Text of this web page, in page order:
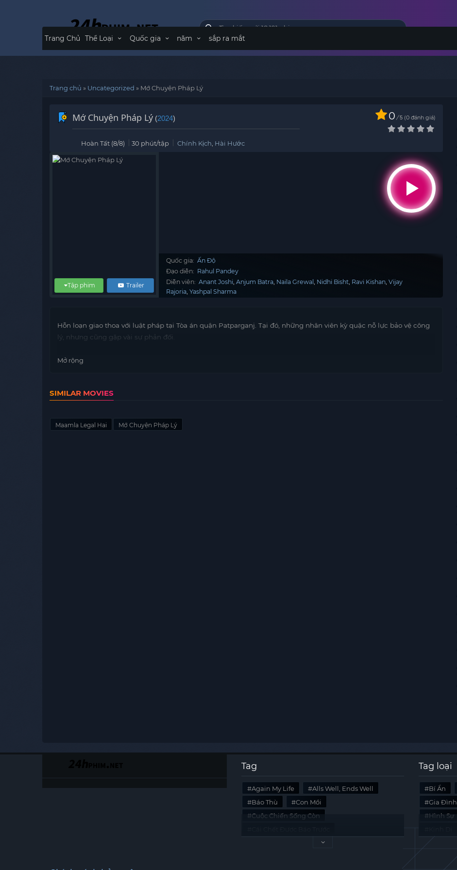
Trang Chủ Thể Loại Quốc gia năm sắp ra mắt
Trang chủ » Uncategorized » Mớ Chuyện Pháp Lý
Mớ Chuyện Pháp Lý (2024) 0 / 5 0 đánh giá
Hoàn Tất (8/8) 30 phút/tập Chính Kịch Hài Hước
Trailer
Tập phim
Quốc gia: Ấn Độ
Đạo diễn: Rahul Pandey
Diễn viên: Anant Joshi Anjum Batra Naila Grewal Nidhi Bisht Ravi Kishan Vijay
Rajoria Yashpal Sharma
Hỗn loạn giao thoa với luật pháp tại Tòa án quận Patparganj. Tại đó, những nhân viên kỳ quặc nỗ lực bảo vệ công
lý, nhưng cũng gặp vài sự phản đối.
Mở rộng
SIMILAR MOVIES
Maamla Legal Hai Mớ Chuyện Pháp Lý
Tag
Again My Life
Alls Well, Ends Well
Báo Thù
Con Mồi
Cuộc Chiến Sống Còn
Last Summer
Tag loại
Bí Ẩn
Gia Đình
Hình Sự
Tài Liệu